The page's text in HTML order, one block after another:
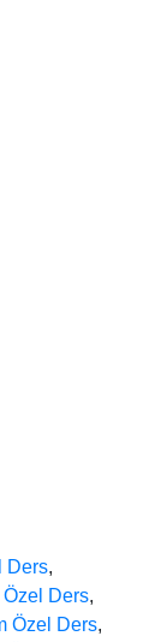
Ders,
Ders,
Özel Ders,